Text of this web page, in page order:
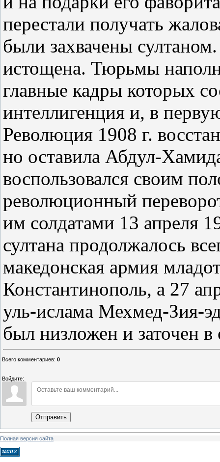
перестали получать
были захвачены
истощена. Тюрьмы
главные кадры которых
интеллигенция и, в
Революция 1908 г.
но оставила Абдул-
воспользовался своим
революционный
им солдатами 13 апреля
султана продолжалось
македонская армия
Константинополь, а 27
уль-ислама Мехмед-Зия-
был низложен и заточен
Всего комментариев: 0
Войдите:
Отправить
Полная версия сайта